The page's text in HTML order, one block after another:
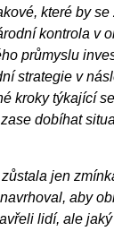
které by
kontrola v
průmyslu
strategie v
kroky týkající
dobíhat
jen
aby
lidí, ale